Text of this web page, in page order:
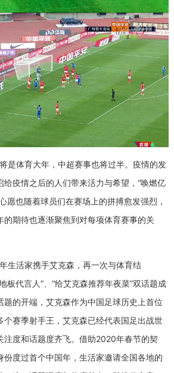
是体育大年，中超赛事也将过半。疫情的发
疫情之后的人们带来活力与希望，“唤燃亿
愿也随着球员们在赛场上的拼搏愈发强烈，
的期待也逐渐聚焦到对每项体育赛事的关
生活家携手艾克森，再一次与体育结
板代言人”、“给艾克森推荐年夜菜”双话题成
题的开端，艾克森作为中国足球历史上首位
个赛季射手王，艾克森已经代表国足出战世
注度和话题度齐飞。借助2020年春节的契
份度过首个中国年，生活家邀请全国各地的